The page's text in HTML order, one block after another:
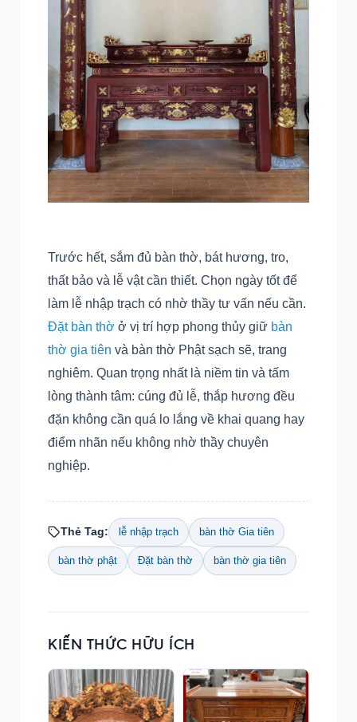
Trước hết, sắm đủ bàn thờ, bát hương, tro,
thất bảo và lễ vật cần thiết. Chọn ngày tốt để
làm lễ nhập trạch có nhờ thầy tư vấn nếu cần.
Đặt bàn thờ ở vị trí hợp phong thủy giữ bàn
thờ gia tiên và bàn thờ Phật sạch sẽ, trang
nghiêm. Quan trọng nhất là niềm tin và tấm
lòng thành tâm: cúng đủ lễ, thắp hương đều
đặn không cần quá lo lắng về khai quang hay
điểm nhãn nếu không nhờ thầy chuyên
nghiệp.
Thẻ Tag: lễ nhập trạch bàn thờ Gia tiên
bàn thờ phật Đặt bàn thờ bàn thờ gia tiên
KIẾN THỨC HỮU ÍCH